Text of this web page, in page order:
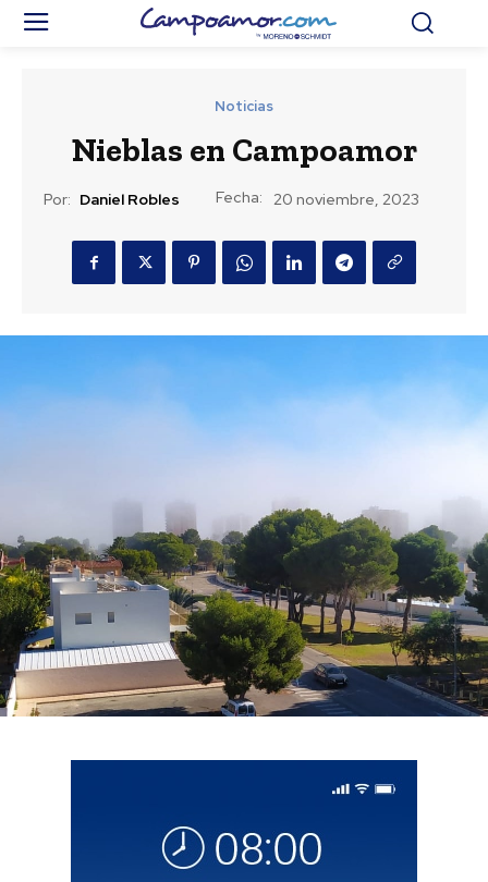
Noticias
Nieblas en Campoamor
Por: Daniel Robles Fecha: 20 noviembre, 2023